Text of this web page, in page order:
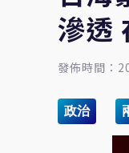
滲透
發佈時間：
政治